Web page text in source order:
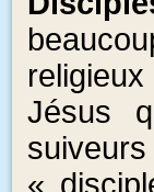
Jésus
«